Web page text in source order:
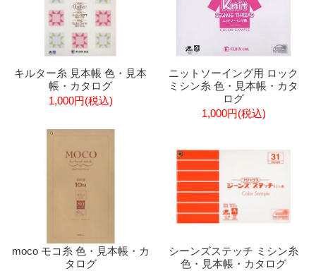
キルター糸 見本帳 色・見本
帳・カタログ
1,000円(税込)
ニットソーイング用 ロック
ミシン糸 色・見本帳・カタ
ログ
1,000円(税込)
moco モコ糸 色・見本帳・カ
タログ
シーンズステッチ ミシン糸
色・見本帳・カタログ